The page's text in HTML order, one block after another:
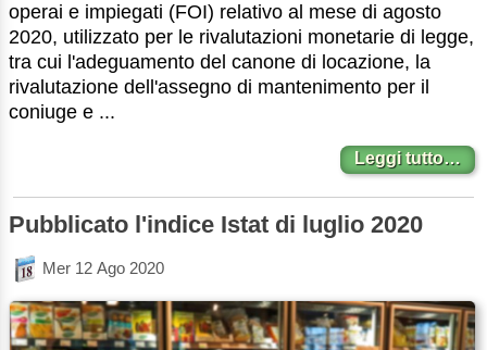
operai e impiegati (FOI) relativo al mese di agosto
2020, utilizzato per le rivalutazioni monetarie di legge,
tra cui l'adeguamento del canone di locazione, la
rivalutazione dell'assegno di mantenimento per il
coniuge e ...
Leggi tutto…
Pubblicato l'indice Istat di luglio 2020
Mer 12 Ago 2020